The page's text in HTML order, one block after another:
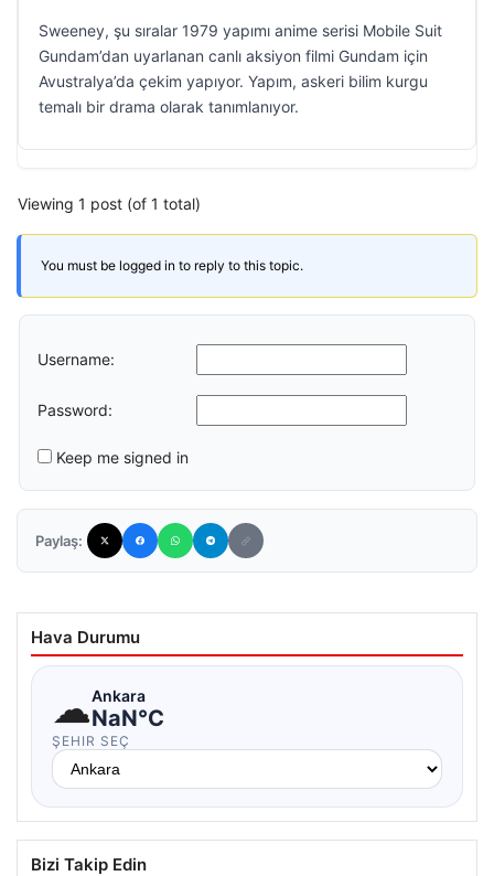
Sweeney, şu sıralar 1979 yapımı anime serisi Mobile Suit
Gundam’dan uyarlanan canlı aksiyon filmi Gundam için
Avustralya’da çekim yapıyor. Yapım, askeri bilim kurgu
temalı bir drama olarak tanımlanıyor.
Viewing 1 post (of 1 total)
You must be logged in to reply to this topic.
Username:
Password:
Keep me signed in
Paylaş:
Hava Durumu
☁Ankara
NaN°C
ŞEHIR SEÇ
Bizi Takip Edin